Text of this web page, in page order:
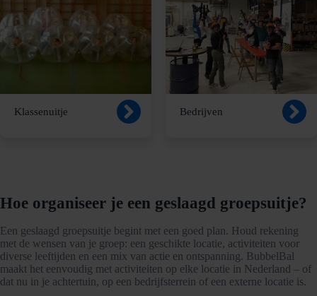
Klassenuitje Bedrijven
Hoe organiseer je een geslaagd groepsuitje?
Een geslaagd groepsuitje begint met een goed plan. Houd rekening
met de wensen van je groep: een geschikte locatie, activiteiten voor
diverse leeftijden en een mix van actie en ontspanning. BubbelBal
maakt het eenvoudig met activiteiten op elke locatie in Nederland – of
dat nu in je achtertuin, op een bedrijfsterrein of een externe locatie is.